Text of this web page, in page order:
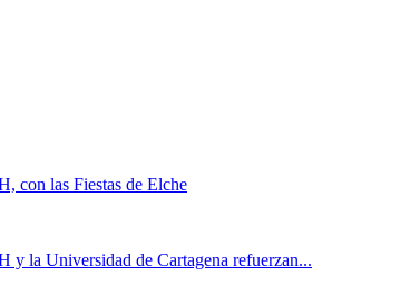
con las Fiestas de Elche
y la Universidad de Cartagena refuerzan...